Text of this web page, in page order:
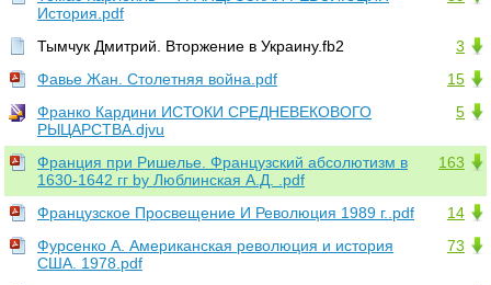
История.pdf
3
Тымчук Дмитрий. Вторжение в Украину.fb2
15
Фавье Жан. Столетняя война.pdf
5
Франко Кардини ИСТОКИ СРЕДНЕВЕКОВОГО
РЫЦАРСТВА.djvu
163
Франция при Ришелье. Французский абсолютизм в
1630-1642 гг by Люблинская А.Д. .pdf
14
Французское Просвещение И Революция 1989 г..pdf
73
Фурсенко А. Американская революция и история
США. 1978.pdf